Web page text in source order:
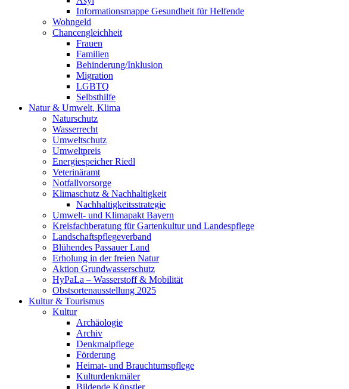
Informationsmappe Gesundheit für Helfende
Wohngeld
Chancengleichheit
Frauen
Familien
Behinderung/Inklusion
Migration
LGBTQ
Selbsthilfe
Natur & Umwelt, Klima
Naturschutz
Wasserrecht
Umweltschutz
Umweltpreis
Energiespeicher Riedl
Veterinäramt
Notfallvorsorge
Klimaschutz & Nachhaltigkeit
Nachhaltigkeitsstrategie
Umwelt- und Klimapakt Bayern
Kreisfachberatung für Gartenkultur und Landespflege
Landschaftspflegeverband
Blühendes Passauer Land
Erholung in der freien Natur
Aktion Grundwasserschutz
HyPaLa – Wasserstoff & Mobilität
Obstsortenausstellung 2025
Kultur & Tourismus
Kultur
Archäologie
Archiv
Denkmalpflege
Förderung
Heimat- und Brauchtumspflege
Kulturdenkmäler
Bildende Künstler